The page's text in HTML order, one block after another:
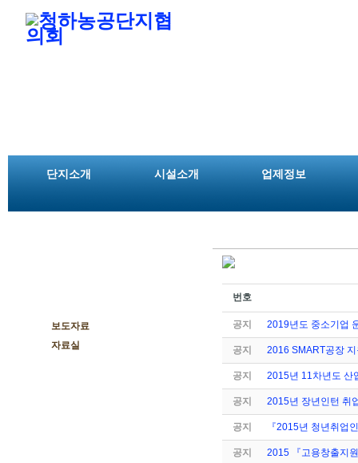
단지소개 시설소개 업제정보
보도자료
자료실
번호
공지 2019년도 중소기업
공지 2016 SMART공장
공지 2015년 11차년도 산
공지 2015년 장년인턴 취
공지 『2015년 청년취업
공지 2015 『고용창출지